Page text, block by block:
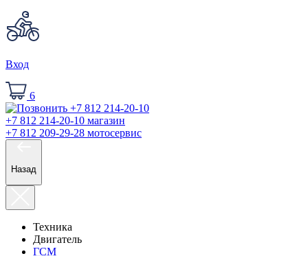
Вход
6
+7 812 214-20-10 магазин
+7 812 209-29-28 мотосервис
Назад
Техника
Двигатель
ГСМ